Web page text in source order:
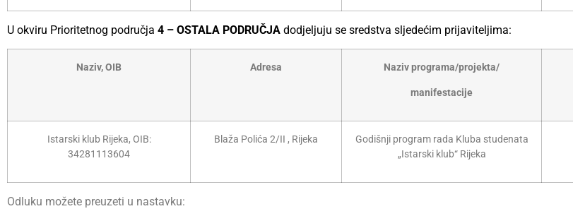
U okviru Prioritetnog područja 4 – OSTALA PODRUČJA dodjeljuju se sredstva sljedećim prijaviteljima:
Naziv, OIB Adresa Naziv programa/projekta/
manifestacije
Istarski klub Rijeka, OIB:
34281113604
Blaža Polića 2/II , Rijeka
Godišnji program rada Kluba studenata
„Istarski klub“ Rijeka
Odluku možete preuzeti u nastavku: